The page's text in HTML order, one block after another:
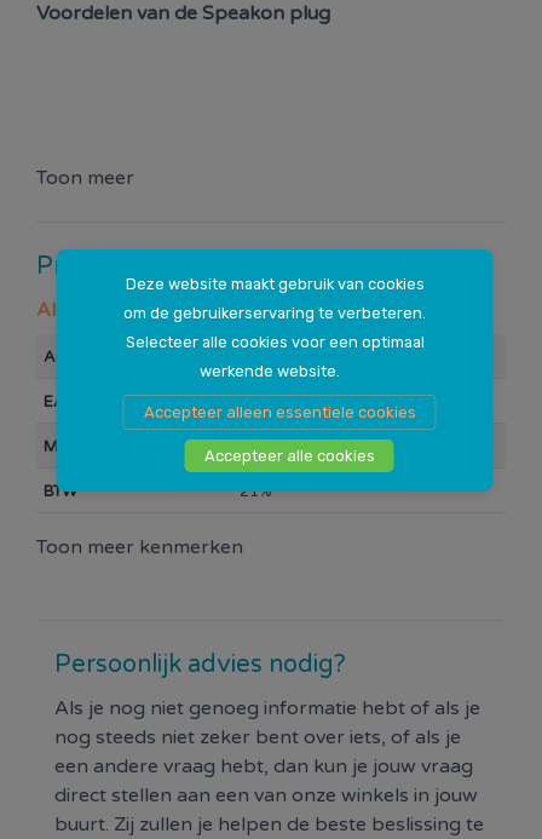
Deze website maakt gebruik van cookies
om de gebruikerservaring te verbeteren.
Selecteer alle cookies voor een optimaal
werkende website.
Accepteer alleen essentiele cookies
Accepteer alle cookies
Voordelen van de Speakon plug
Toon meer
Productspecificaties
Algemeen
Artikelnummer
EAN Barcode 0000087124
Merk Plentyparts Huismerk
BTW 21%
Toon meer kenmerken
Persoonlijk advies nodig?
Als je nog niet genoeg informatie hebt of als je
nog steeds niet zeker bent over iets, of als je
een andere vraag hebt, dan kun je jouw vraag
direct stellen aan een van onze winkels in jouw
buurt. Zij zullen je helpen de beste beslissing te